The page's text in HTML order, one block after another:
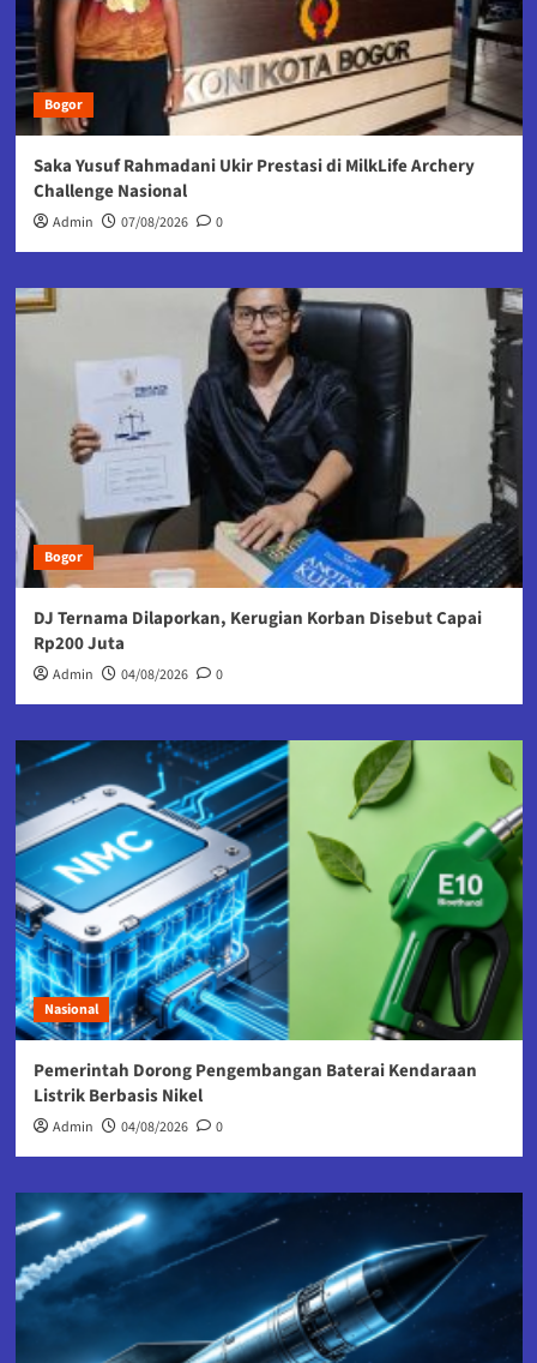
Bogor
Saka Yusuf Rahmadani Ukir Prestasi di MilkLife Archery
Challenge Nasional
Admin 07/08/2026 0
Bogor
DJ Ternama Dilaporkan, Kerugian Korban Disebut Capai
Rp200 Juta
Admin 04/08/2026 0
Nasional
Pemerintah Dorong Pengembangan Baterai Kendaraan
Listrik Berbasis Nikel
Admin 04/08/2026 0